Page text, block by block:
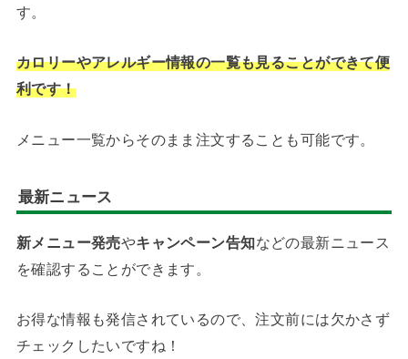
す。
カロリーやアレルギー情報の一覧も見ることができて便
利です！
メニュー一覧からそのまま注文することも可能です。
最新ニュース
新メニュー発売やキャンペーン告知などの最新ニュース
を確認することができます。
お得な情報も発信されているので、注文前には欠かさず
チェックしたいですね！